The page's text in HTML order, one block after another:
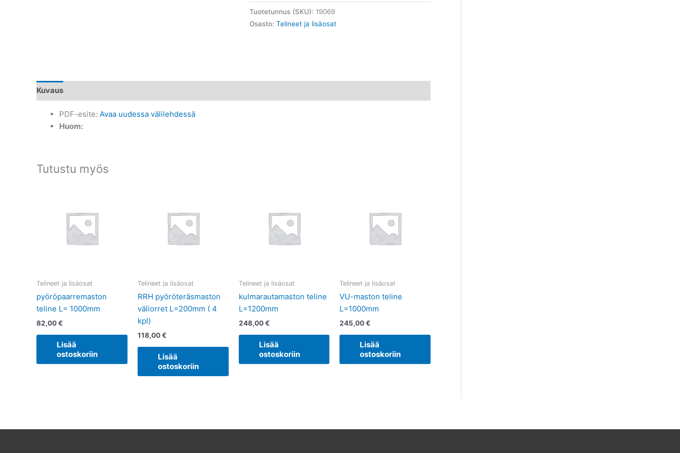
Tuotetunnus (SKU): 19069
Osasto: Telineet ja lisäosat
Kuvaus
PDF-esite: Avaa uudessa välilehdessä
Huom:
Tutustu myös
Telineet ja lisäosat
pyöröpaarremaston
teline L= 1000mm
82,00€
Lisää
ostoskoriin
Telineet ja lisäosat
RRH pyöröteräsmaston
väliorret L=200mm ( 4
kpl)
118,00€
Lisää
ostoskoriin
Telineet ja lisäosat
kulmarautamaston teline
L=1200mm
248,00€
Lisää
ostoskoriin
Telineet ja lisäosat
VU-maston teline
L=1000mm
245,00€
Lisää
ostoskoriin